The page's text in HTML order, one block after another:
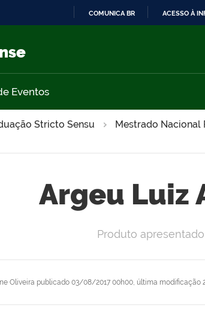
COMUNICA BR ACESSO À
Eventos
Stricto Sensu Mestrado Nacional
Argeu Luiz
Oliveira publicado 03/08/2017 00h00, última modificação
Produto